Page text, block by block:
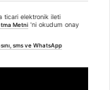
ticari elektronik ileti
Metni 'ni okudum onay
sms ve WhatsApp